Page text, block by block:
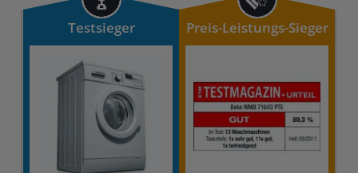
Testsieger Preis-Leistungs-Sieger